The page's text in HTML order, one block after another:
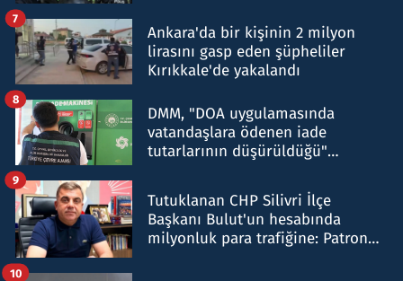
Ankara'da bir kişinin 2 milyon
lirasını gasp eden şüpheliler
Kırıkkale'de yakalandı
7
DMM, "DOA uygulamasında
vatandaşlara ödenen iade
tutarlarının düşürüldüğü"
8
Tutuklanan CHP Silivri İlçe
Başkanı Bulut'un hesabında
milyonluk para trafiğine: Patron
9
10